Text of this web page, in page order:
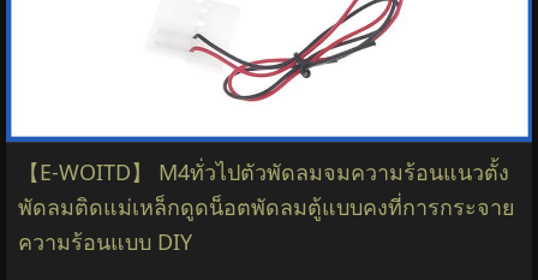
【E-WOITD】 M4ทั่วไปตัวพัดลมจมความร้อนแนวตั้ง
พัดลมติดแม่เหล็กดูดน็อตพัดลมตู้แบบคงที่การกระจาย
ความร้อนแบบ DIY